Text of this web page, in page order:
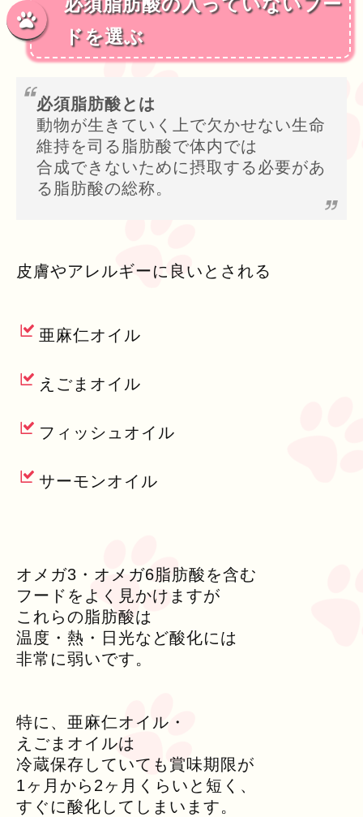
必須脂肪酸の入っていないフー
ドを選ぶ
必須脂肪酸とは
動物が生きていく上で欠かせない生命
維持を司る脂肪酸で体内では
合成できないために摂取する必要があ
る脂肪酸の総称。
皮膚やアレルギーに良いとされる
亜麻仁オイル
えごまオイル
フィッシュオイル
サーモンオイル
オメガ3・オメガ6脂肪酸を含む
フードをよく見かけますが
これらの脂肪酸は
温度・熱・日光など酸化には
非常に弱いです。
特に、亜麻仁オイル・
えごまオイルは
冷蔵保存していても賞味期限が
1ヶ月から2ヶ月くらいと短く、
すぐに酸化してしまいます。